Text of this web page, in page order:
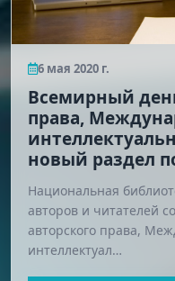
6 мая 2020 г.
Всемирный
права,
новый раздел
Национальная
авторов и читателей
авторского права,
интеллектуал…